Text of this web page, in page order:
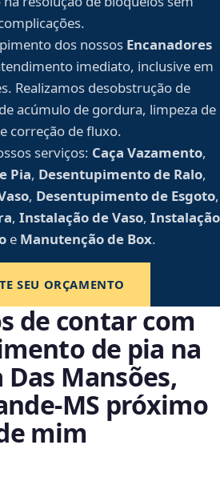
dos nossos Encanadores
imediato, inclusive em
Realizamos desobstrução de
acúmulo de gordura, limpeza de
correção de fluxo.
serviços: Caça Vazamento,
Pia, Desentupimento de Ralo,
, Desentupimento de Esgoto,
, Instalação de Vaso, Instalação
e Manutenção de Box.
SEU ORÇAMENTO
de contar com
de pia na
Das Mansões,
próximo
mim